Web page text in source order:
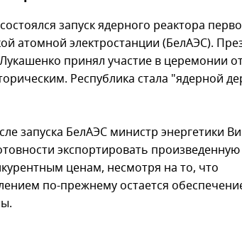
запуск ядерного реактора
атомной электростанции (БелАЭС).
принял участие в церемонии
Республика стала "ядерной
запуска БелАЭС министр энергетики
экспортировать произведенную
ценам, несмотря на то, что
по-прежнему остается